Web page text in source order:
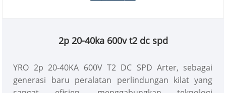
2p 20-40ka 600v t2 dc spd
YRO 2p 20-40KA 600V T2 DC SPD Arter, sebagai
generasi baru peralatan perlindungan kilat yang